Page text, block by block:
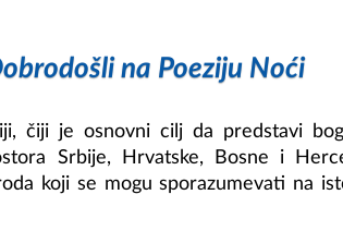
na Poeziju Noći
čiji je osnovni cilj da predstavi
Srbije, Hrvatske, Bosne i
koji se mogu sporazumevati na